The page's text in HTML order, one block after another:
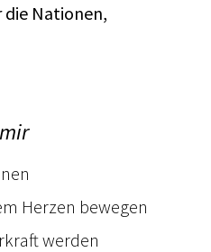
die Nationen,
Herzen bewegen
werden